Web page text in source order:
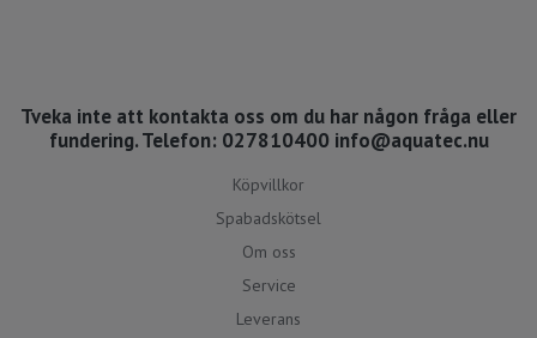
Tveka inte att kontakta oss om du har någon fråga eller
fundering. Telefon: 027810400 info@aquatec.nu
Köpvillkor
Spabadskötsel
Om oss
Service
Leverans